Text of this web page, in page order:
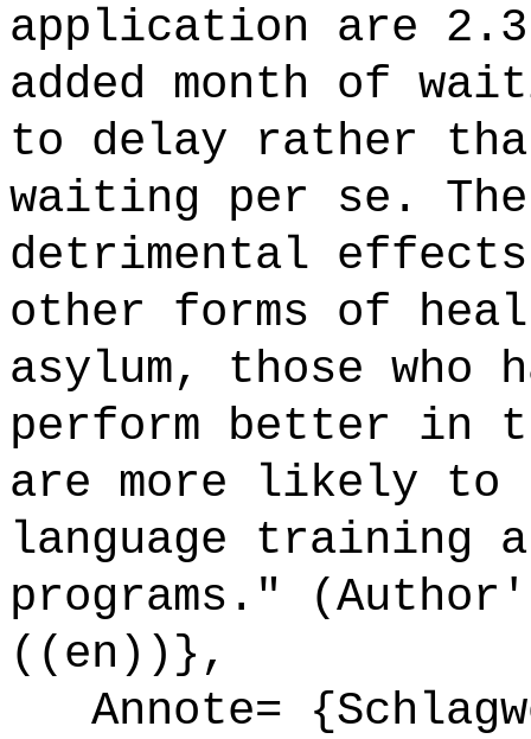
application are
added month of
to delay rather
waiting per se.
detrimental
other forms of
asylum, those who
perform better in
are more likely to
language training
programs."
((en))},
Annote=